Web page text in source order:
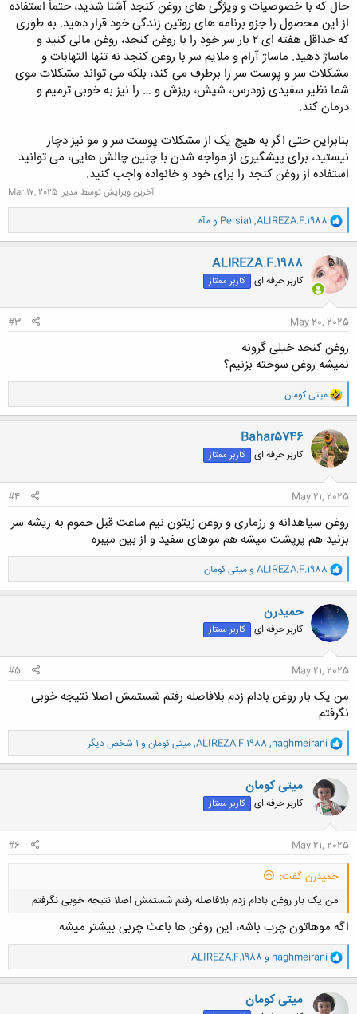
حال که با خصوصیات و ویژگی های روغن کنجد آشنا شدید، حتماً استفاده
از این محصول را جزو برنامه های روتین زندگی خود قرار دهید. به طوری
که حداقل هفته ای ۲ بار سر خود را با روغن کنجد، روغن مالی کنید و
ماساژ دهید. ماساژ آرام و ملایم سر با روغن کنجد نه تنها التهابات و
مشکلات سر و پوست سر را برطرف می کند، بلکه می تواند مشکلات موی
شما نظیر سفیدی زودرس، شپش، ریزش و … را نیز به خوبی ترمیم و
درمان کند.
بنابراین حتی اگر به هیچ یک از مشکلات پوست سر و مو نیز دچار
نیستید، برای پیشگیری از مواجه شدن با چنین چالش هایی، می توانید
استفاده از روغن کنجد را برای خود و خانواده واجب کنید.
آخرین ویرایش توسط مدیر: Mar 17, 2025
و
ا
ک
ن
ش
ه
ا
ALIREZA.F.1988
,
Persia1 و مآه
ALIREZA.F.1988
کاربر حرفه ای کاربر ممتاز
May 20, 2025
#3
روغن کنجد خیلی گرونه
نمیشه روغن سوخته بزنیم؟
و
ا
ک
ن
ش
ه
ا
میتی کومان
Bahar5746
کاربر حرفه ای کاربر ممتاز
May 21, 2025
#4
روغن سیاهدانه و رزماری و روغن زیتون نیم ساعت قبل حموم به ریشه سر
بزنید هم پرپشت میشه هم موهای سفید و از بین میبره
و
ا
ک
ن
ش
ه
ا
ALIREZA.F.1988 و میتی کومان
حميدرن
کاربر حرفه ای کاربر ممتاز
May 21, 2025
#5
من یک بار روغن بادام زدم بلافاصله رفتم شستمش اصلا نتیجه خوبی
نگرفتم
و
ا
ک
ن
ش
ه
ا
naghmeirani
,
ALIREZA.F.1988
,میتی کومان و 1 شخص دیگر
میتی کومان
کاربر حرفه ای کاربر ممتاز
May 21, 2025
#6
حميدرن گفت:
من یک بار روغن بادام زدم بلافاصله رفتم شستمش اصلا نتیجه خوبی نگرفتم
کلیک کنید تا باز شود...
اگه موهاتون چرب باشه، این روغن ها باعث چربی بیشتر میشه
و
ا
ک
ن
ش
naghmeirani و ALIREZA.F.1988
میتی کومان